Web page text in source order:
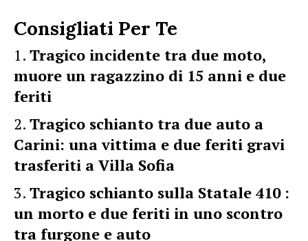
Consigliati Per Te
Tragico incidente tra due moto,
muore un ragazzino di 15 anni e due
feriti
Tragico schianto tra due auto a
Carini: una vittima e due feriti gravi
trasferiti a Villa Sofia
Tragico schianto sulla Statale 410 :
un morto e due feriti in uno scontro
tra furgone e auto